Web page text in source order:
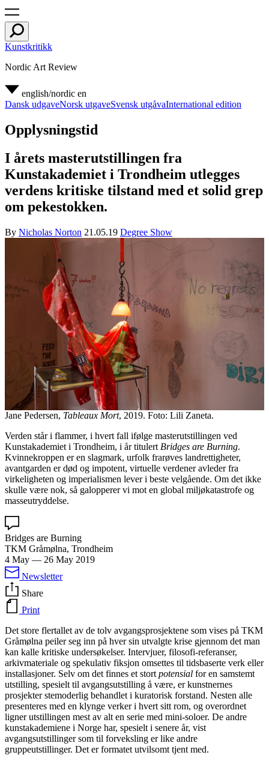
Kunstkritikk
Nordic Art Review
english/nordic en
Dansk udgaveNorsk utgaveSvensk utgåvaInternational edition
Opplysningstid
I årets masterutstillingen fra
Kunstakademiet i Trondheim utlegges
verdens kritiske tilstand med et solid grep
om pekestokken.
By Nicholas Norton 21.05.19 Degree Show
Jane Pedersen, Tableaux Mort, 2019. Foto: Lili Zaneta.
Verden står i flammer, i hvert fall ifølge masterutstillingen ved
Kunstakademiet i Trondheim, i år titulertBridges are Burning.
Kvinnekroppen er en slagmark, urfolk frarøves landrettigheter,
avantgarden er død og impotent, virtuelle verdener avleder fra
virkeligheten og imperialismen lever i beste velgående. Om det ikke
skulle være nok, så galopperer vi mot en global miljøkatastrofe og
masseutryddelse.
Bridges are Burning
TKM Gråmølna, Trondheim
4 May — 26 May 2019
Newsletter
Share
Print
Det store flertallet av de tolv avgangsprosjektene som vises på TKM
Gråmølna peiler seg inn på hver sin utvalgte krise gjennom det man
kan kalle kritiske undersøkelser. Intervjuer, filosofi-referanser,
arkivmateriale og spekulativ fiksjon omsettes til tidsbaserte verk eller
installasjoner. Selv om det finnes et stortpotensial for en samstemt
utstilling, spesielt til avgangsutstilling å være, er kunstnernes
prosjekter stemoderlig behandlet i kuratorisk forstand. Nesten alle
presenteres med en klynge verker i hvert sitt rom, og overordnet
ligner utstillingen mest av alt en serie med mini-soloer. De andre
kunstakademiene i Norge har, spesielt i senere år, vist
avgangsutstillinger som til forveksling er like andre
gruppeutstillinger. Det er formatet utvilsomt tjent med.